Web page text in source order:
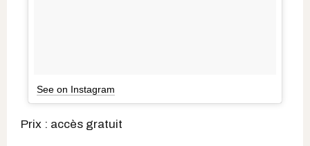
See on Instagram
Prix : accès gratuit